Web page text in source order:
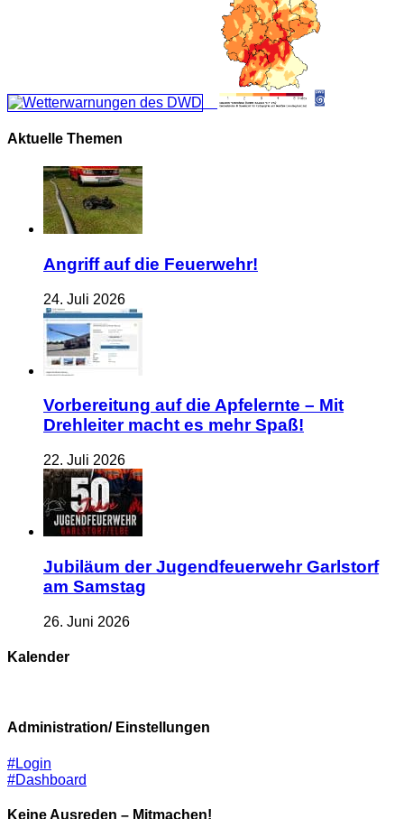
Aktuelle Themen
Angriff auf die Feuerwehr!
24. Juli 2026
Vorbereitung auf die Apfelernte – Mit
Drehleiter macht es mehr Spaß!
22. Juli 2026
Jubiläum der Jugendfeuerwehr Garlstorf
am Samstag
26. Juni 2026
Kalender
Administration/ Einstellungen
#Login
#Dashboard
Keine Ausreden – Mitmachen!